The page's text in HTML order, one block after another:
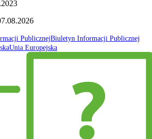
Biuletyn Informacji Publicznej
Unia Europejska